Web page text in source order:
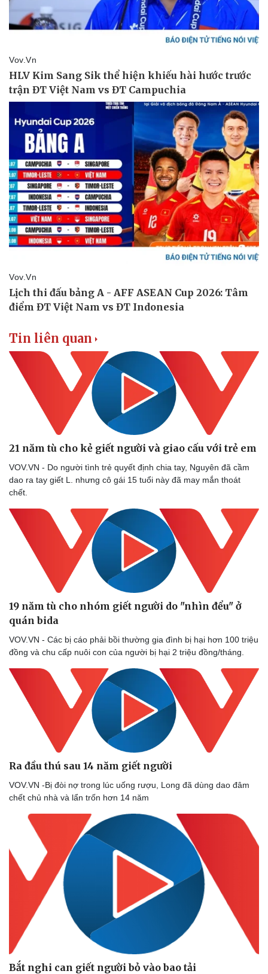
Thể thao
Bóng đá
Lịch thi đấu bóng đá
Thế giới thể thao
eSports
Hậu trường
Ô tô - Xe máy
Xe máy
Tư vấn
Tin liên quan
21 năm tù cho kẻ giết người và giao cấu với trẻ em
VOV.VN - Do người tình trẻ quyết định chia tay, Nguyên đã cầm
dao ra tay giết L. nhưng cô gái 15 tuổi này đã may mắn thoát
chết.
19 năm tù cho nhóm giết người do "nhìn đểu" ở
quán bida
VOV.VN - Các bị cáo phải bồi thường gia đình bị hại hơn 100 triệu
đồng và chu cấp nuôi con của người bị hại 2 triệu đồng/tháng.
Ra đầu thú sau 14 năm giết người
VOV.VN -Bị đòi nợ trong lúc uống rượu, Long đã dùng dao đâm
chết chủ nhà và lẩn trốn hơn 14 năm
Bắt nghi can giết người bỏ vào bao tải